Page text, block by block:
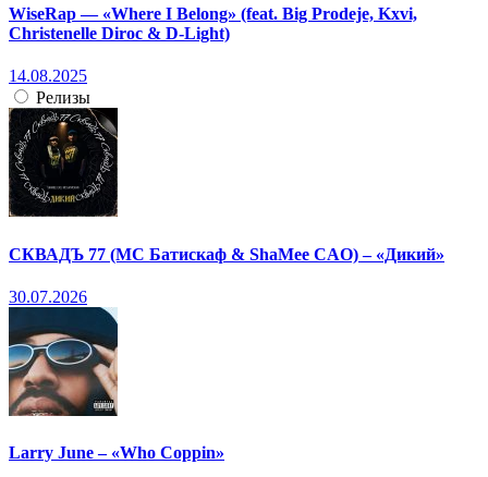
WiseRap — «Where I Belong» (feat. Big Prodeje, Kxvi,
Christenelle Diroc & D-Light)
14.08.2025
Релизы
СКВАДЪ 77 (МС Батискаф & ShaMee CAO) – «Дикий»
30.07.2026
Larry June – «Who Coppin»